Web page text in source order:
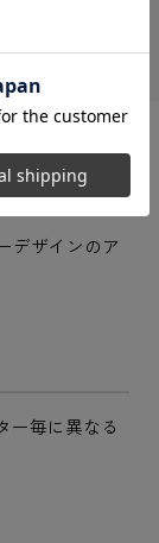
デザインのア
ー毎に異なる